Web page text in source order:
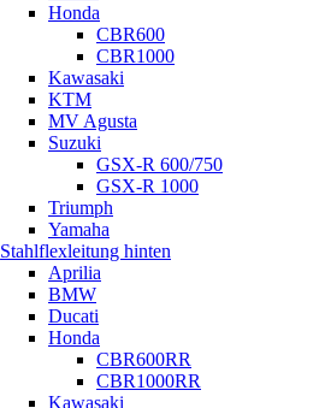
Honda
CBR600
CBR1000
Kawasaki
KTM
MV Agusta
Suzuki
GSX-R 600/750
GSX-R 1000
Triumph
Yamaha
Stahlflexleitung hinten
Aprilia
BMW
Ducati
Honda
CBR600RR
CBR1000RR
Kawasaki